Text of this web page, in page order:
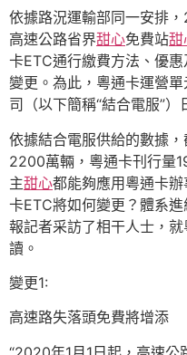
依據路況運輸部同一安排
高速公路省界甜心免費站甜
卡ETC通行繳費方法、優
變更。為此，粵通卡運營
司（以下簡稱“結合電服”）
依據結合電服供給的數據
2200萬輛，粵通卡刊行量
主甜心都能夠應用粵通卡
卡ETC將如何變更？體系
報記者采訪了相干人士，
讀。
變更1:
高速路失落頭免費將增添